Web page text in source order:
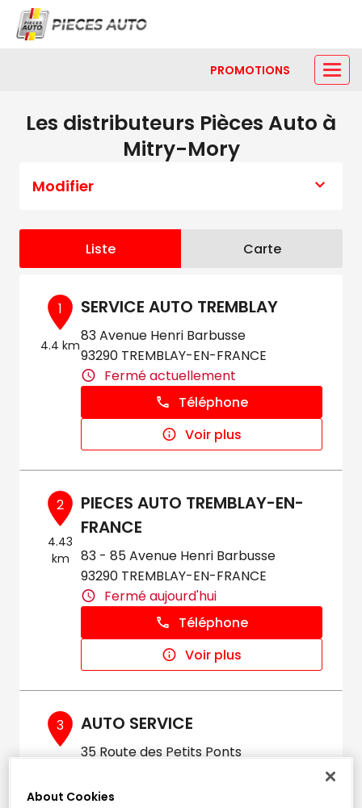
PROMOTIONS
Les distributeurs Pièces Auto à
Mitry-Mory
Modifier
Liste Carte
1
4.4 km
SERVICE AUTO TREMBLAY
83 Avenue Henri Barbusse
93290 TREMBLAY-EN-FRANCE
Fermé actuellement
Téléphone
Voir plus
2
4.43
km
PIECES AUTO TREMBLAY-EN-
FRANCE
83 - 85 Avenue Henri Barbusse
93290 TREMBLAY-EN-FRANCE
Fermé aujourd'hui
Téléphone
Voir plus
3
7.88
AUTO SERVICE
35 Route des Petits Ponts
Fermé aujourd'hui
About Cookies